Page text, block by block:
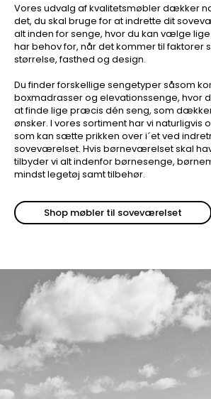
Vores udvalg af kvalitetsmøbler dækker
det, du skal bruge for at indrette dit
alt inden for senge, hvor du kan vælge
har behov for, når det kommer til faktorer
størrelse, fasthed og design.
Du finder forskellige sengetyper såsom
boxmadrasser og elevationssenge, hvor
at finde lige præcis dén seng, som
ønsker. I vores sortiment har vi naturligvis
som kan sætte prikken over i´et ved
soveværelset. Hvis børneværelset skal
tilbyder vi alt indenfor børnesenge,
mindst legetøj samt tilbehør.
Shop møbler til soveværelset